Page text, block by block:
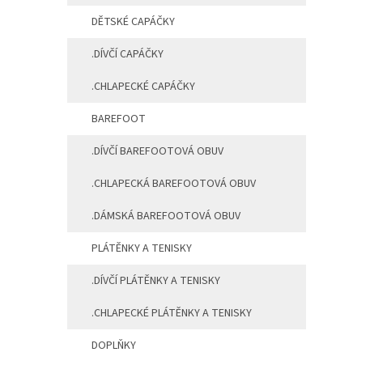
DĚTSKÉ CAPÁČKY
.DÍVČÍ CAPÁČKY
.CHLAPECKÉ CAPÁČKY
BAREFOOT
.DÍVČÍ BAREFOOTOVÁ OBUV
.CHLAPECKÁ BAREFOOTOVÁ OBUV
.DÁMSKÁ BAREFOOTOVÁ OBUV
PLÁTĚNKY A TENISKY
.DÍVČÍ PLÁTĚNKY A TENISKY
.CHLAPECKÉ PLÁTĚNKY A TENISKY
DOPLŇKY